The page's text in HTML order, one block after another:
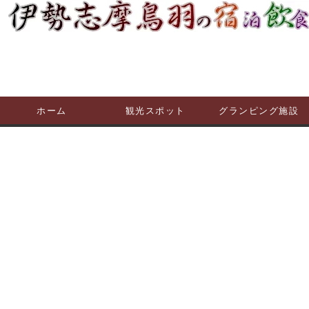
ホーム 観光スポット グランピング施設